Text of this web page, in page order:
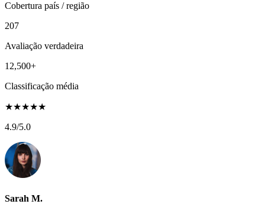
Cobertura país / região
207
Avaliação verdadeira
12,500+
Classificação média
★★★★★
4.9/5.0
Sarah M.